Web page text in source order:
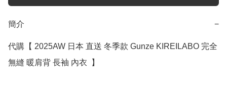
簡介 −
代購【 2025AW 日本 直送 冬季款 Gunze KIREILABO 完全
無縫 暖肩背 長袖 內衣  】 ﻿